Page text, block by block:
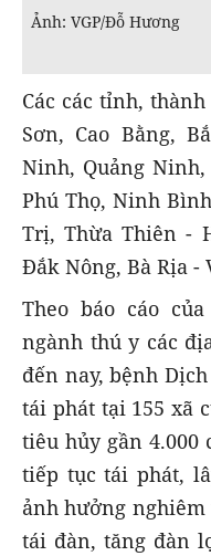
Ảnh: VGP/Đỗ Hương
Các các tỉnh,
Sơn, Cao Bằng,
Ninh, Quảng Ninh,
Phú Thọ, Ninh
Trị, Thừa Thiên -
Đắk Nông, Bà Rịa -
Theo báo cáo
ngành thú y các
đến nay, bệnh
tái phát tại 155 xã
tiêu hủy gần
tiếp tục tái phát,
ảnh hưởng
tái đàn, tăng đàn